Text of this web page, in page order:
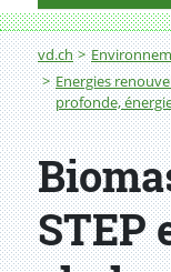
Fil
vd.ch
Energies
profonde,
Biomasse,
STEP